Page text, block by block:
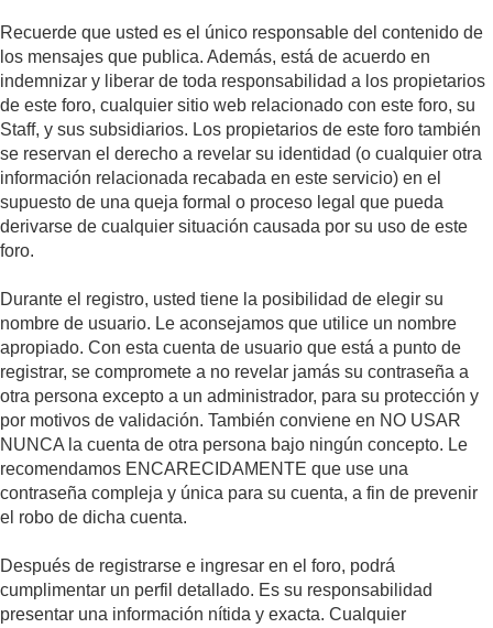
Recuerde que usted es el único responsable del contenido de
los mensajes que publica. Además, está de acuerdo en
indemnizar y liberar de toda responsabilidad a los propietarios
de este foro, cualquier sitio web relacionado con este foro, su
Staff, y sus subsidiarios. Los propietarios de este foro también
se reservan el derecho a revelar su identidad (o cualquier otra
información relacionada recabada en este servicio) en el
supuesto de una queja formal o proceso legal que pueda
derivarse de cualquier situación causada por su uso de este
foro.
Durante el registro, usted tiene la posibilidad de elegir su
nombre de usuario. Le aconsejamos que utilice un nombre
apropiado. Con esta cuenta de usuario que está a punto de
registrar, se compromete a no revelar jamás su contraseña a
otra persona excepto a un administrador, para su protección y
por motivos de validación. También conviene en NO USAR
NUNCA la cuenta de otra persona bajo ningún concepto. Le
recomendamos ENCARECIDAMENTE que use una
contraseña compleja y única para su cuenta, a fin de prevenir
el robo de dicha cuenta.
Después de registrarse e ingresar en el foro, podrá
cumplimentar un perfil detallado. Es su responsabilidad
presentar una información nítida y exacta. Cualquier